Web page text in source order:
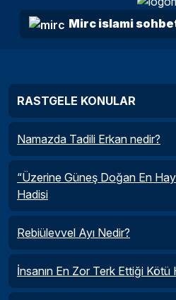
Mirc islami
RASTGELE KONULAR
Namazda Tadili Erkan nedir?
“Üzerine Güneş Doğan En
Hadisi
Rebiülevvel Ayı Nedir?
İnsanın En Zor Terk Ettiği Kötü